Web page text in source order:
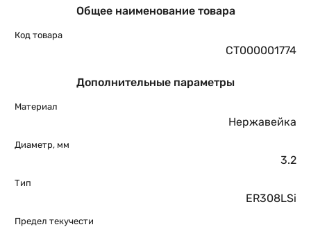
Общее наименование товара
Код товара
СТ000001774
Дополнительные параметры
Материал
Нержавейка
Диаметр, мм
3.2
Тип
ER308LSi
Предел текучести